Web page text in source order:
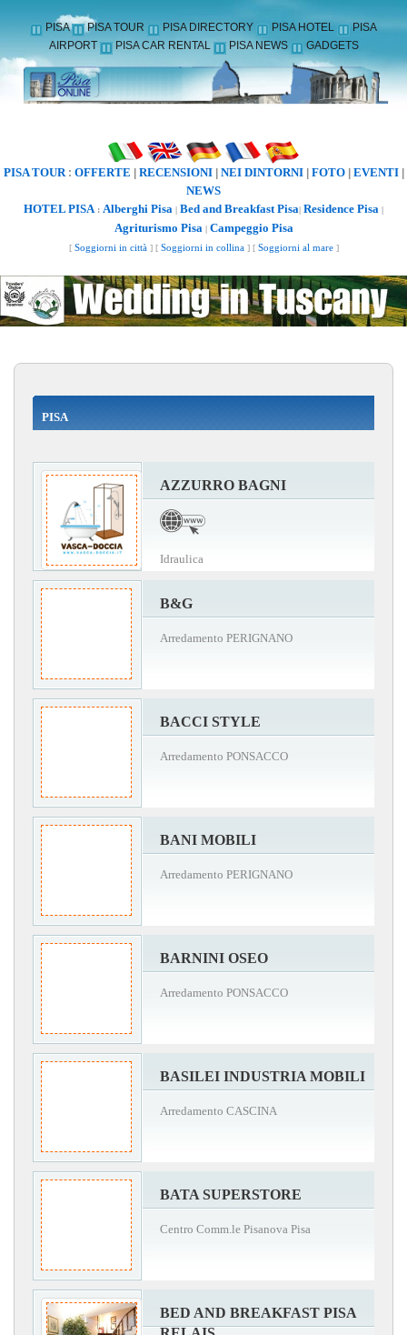
PISA PISA TOUR PISA DIRECTORY PISA HOTEL
PISA
AIRPORT
PISA CAR RENTAL PISA NEWS GADGETS
PISA TOUR: OFFERTE RECENSIONI| NEI DINTORNI| FOTO| EVENTI|
NEWS
HOTEL PISA: Alberghi Pisa | Bed and Breakfast Pisa| Residence Pisa |
Agriturismo Pisa| Campeggio Pisa
[ Soggiorni in città] [ Soggiorni in collina] [ Soggiorni al mare]
PISA
AZZURRO BAGNI
Idraulica
B&G
Arredamento PERIGNANO
BACCI STYLE
Arredamento PONSACCO
BANI MOBILI
Arredamento PERIGNANO
BARNINI OSEO
Arredamento PONSACCO
BASILEI INDUSTRIA MOBILI
Arredamento CASCINA
BATA SUPERSTORE
Centro Comm.le Pisanova Pisa
BED AND BREAKFAST PISA